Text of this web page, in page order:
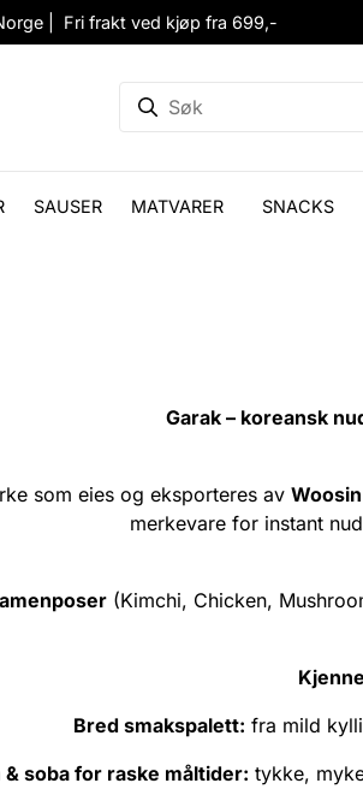
| Fri frakt ved kjøp fra 699,-
SAUSER MATVARER SNACKS
Garak – koreansk
som eies og eksporteres av
merkevare for instant
(Kimchi, Chicken,
Bred smakspalett: fra mild
& soba for raske måltider: tykke,